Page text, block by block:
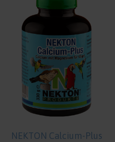
NEKTON Calcium-Plus